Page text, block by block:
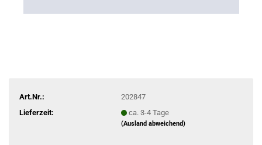
Art.Nr.:
202847
Lieferzeit:
ca. 3-4 Tage
(Ausland abweichend)